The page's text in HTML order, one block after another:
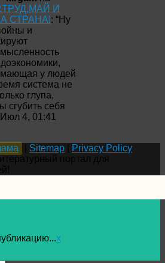
И
СТРАНА!: “Ну
и
у людей
система не
глупа,
сгубить себя
Июл 4, 01:41
Sitemap
Privacy Policy
x